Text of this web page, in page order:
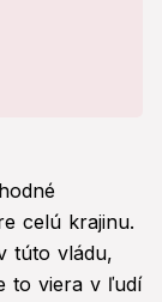
celú krajinu.
túto vládu,
to viera v ľudí